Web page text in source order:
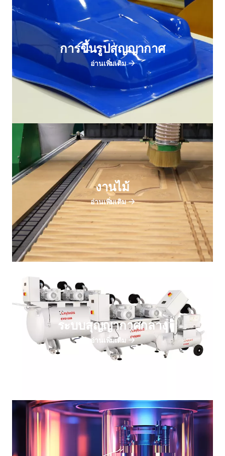
การขึ้นรูปสุญญากาศ
อ่านเพิ่มเติม
งานไม้
อ่านเพิ่มเติม
ระบบสุญญากาศกลาง
อ่านเพิ่มเติม